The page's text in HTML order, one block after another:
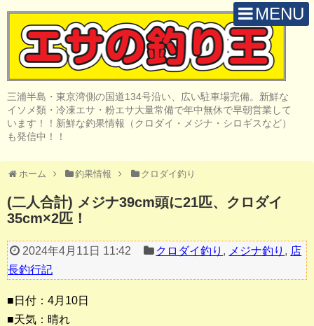
MENU
三浦半島・東京湾側の国道134号沿い、広い駐車場完備。新鮮な
イソメ類・冷凍エサ・粉エサ大量常備で年中無休で早朝営業して
います！！新鮮な釣果情報（クロダイ・メジナ・シロギスなど）
も発信中！！
ホーム 釣果情報 クロダイ釣り
(二人合計) メジナ39cm頭に21匹、クロダイ
35cm×2匹！
2024年4月11日 11:42 クロダイ釣り , メジナ釣り , 店
長釣行記
■日付：4月10日
■天気：晴れ
H O M E
取 扱 商 品
釣 果 情 報
投げ・堤防釣り
陸っぱりルアー
船・ボート釣り
その他の釣り